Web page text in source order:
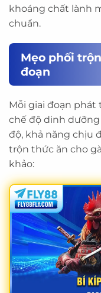
khoáng chất lành
chuẩn.
Mẹo phối
đoạn
Mỗi giai đoạn
chế độ dinh
độ, khả năng chịu
trộn thức ăn cho
khảo: